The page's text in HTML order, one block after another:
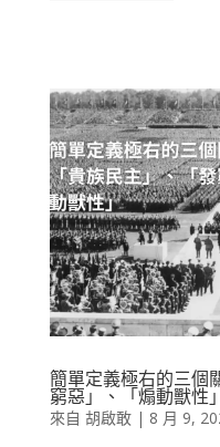
簡單定義極右的三個
窮惡」、「煽動獸性」
來自 胡啟敢| 8 月 9,